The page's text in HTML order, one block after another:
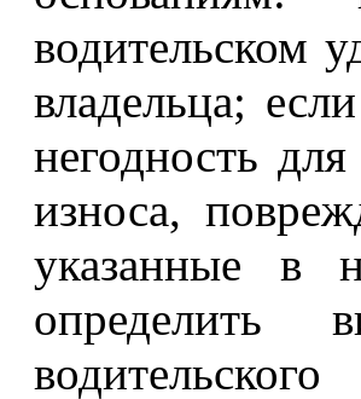
водительском
владельца;
негодность
износа,
указанные в
определить